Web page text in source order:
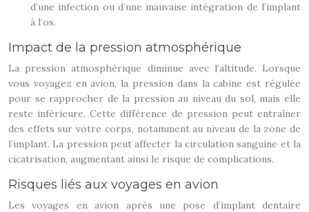
d’une infection ou d’une mauvaise intégration de l’implant
à l’os.
Impact de la pression atmosphérique
La pression atmosphérique diminue avec l’altitude. Lorsque
vous voyagez en avion, la pression dans la cabine est régulée
pour se rapprocher de la pression au niveau du sol, mais elle
reste inférieure. Cette différence de pression peut entraîner
des effets sur votre corps, notamment au niveau de la zone de
l’implant. La pression peut affecter la circulation sanguine et la
cicatrisation, augmentant ainsi le risque de complications.
Risques liés aux voyages en avion
Les voyages en avion après une pose d’implant dentaire